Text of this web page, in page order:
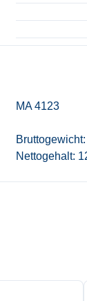
MA 4123
Nettogehalt: